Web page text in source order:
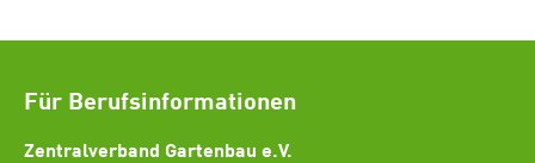
Für Berufsinformationen
Zentralverband Gartenbau e.V.